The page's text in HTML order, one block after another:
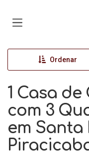
Ordenar
1 Casa
com 3
em Santa